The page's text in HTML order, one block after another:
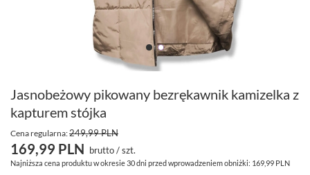
Jasnobeżowy pikowany bezrękawnik kamizelka z
kapturem stójka
Cena regularna:249,99 PLN
169,99 PLN brutto/szt.
Najniższa cena produktu w okresie 30 dni przed wprowadzeniem obniżki: 169,99 PLN